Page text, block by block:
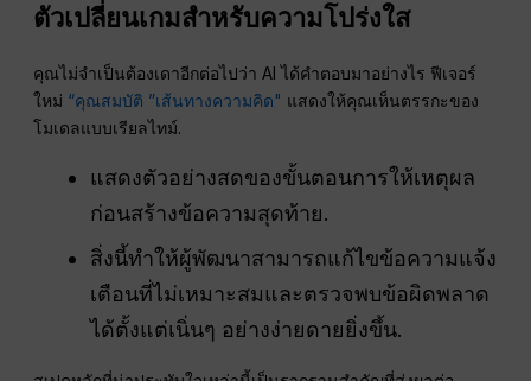
ตัวเปลี่ยนเกมสำหรับความโปร่งใส
คุณไม่จำเป็นต้องเดาอีกต่อไปว่า AI ได้คำตอบมาอย่างไร ฟีเจอร์
ใหม่ “คุณสมบัติ ”เส้นทางความคิด" แสดงให้คุณเห็นตรรกะของ
โมเดลแบบเรียลไทม์.
แสดงตัวอย่างสดของขั้นตอนการให้เหตุผล
ก่อนสร้างข้อความสุดท้าย.
สิ่งนี้ทำให้ผู้พัฒนาสามารถแก้ไขข้อความแจ้ง
เตือนที่ไม่เหมาะสมและตรวจพบข้อผิดพลาด
ได้ตั้งแต่เนิ่นๆ อย่างง่ายดายยิ่งขึ้น.